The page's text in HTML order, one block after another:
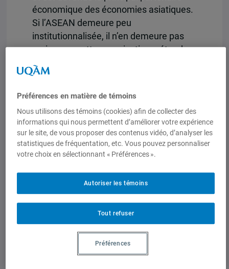
économique des économies asiatiques.
Si l’ASEAN demeure peu
institutionnalisée, il n’en demeure pas
moins que cette organisation a étendu
ses rapports de coopération à un vaste
ensemble de domaines économiques,
une influence déterminante sur les
politiques publiques des pays de la
région, en particulier en ce qui a trait aux
politiques commerciales,
lesquelles s’articulent aujourd’hui peut-
être moins par l’accès au marché
américain que par les impératifs d’une
intégration étroite à l’économie chinoise.
Les réseaux de production des firmes
japonaises, sud-coréennes et chinoises
Préférences en matière de témoins
Nous utilisons des témoins (cookies) afin de collecter des
informations qui nous permettent d’améliorer votre expérience
sur le site, de vous proposer des contenus vidéo, d’analyser les
statistiques de fréquentation, etc. Vous pouvez personnaliser
votre choix en sélectionnant « Préférences ».
Tout refuser
Autoriser les témoins
Préférences